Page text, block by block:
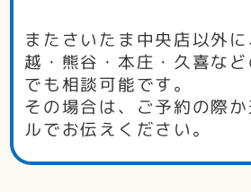
またさいたま中央店以外
越・熊谷・本庄・久喜な
でも相談可能です。
その場合は、ご予約の際
ルでお伝えください。